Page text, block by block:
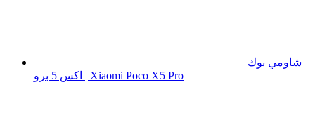
شاومي بوك
اكس 5 برو | Xiaomi Poco X5 Pro